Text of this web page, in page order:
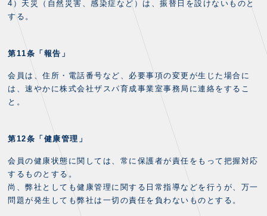
4）天災（自然災害、感染症など）は、振替日を設けないものと
する。
第11条「報告」
会員は、住所・電話番号など、必要事項の変更が生じた場合に
は、速やかに株式会社ザスパ育成事業室事務局に連絡をするこ
と。
第12条「健康管理」
会員の健康状態に関しては、常に保護者が責任をもって把握対応
するものとする。
尚、弊社としても健康管理に関する日常指導などを行うが、万一
問題が発生しても弊社は一切の責任を負わないものとする。